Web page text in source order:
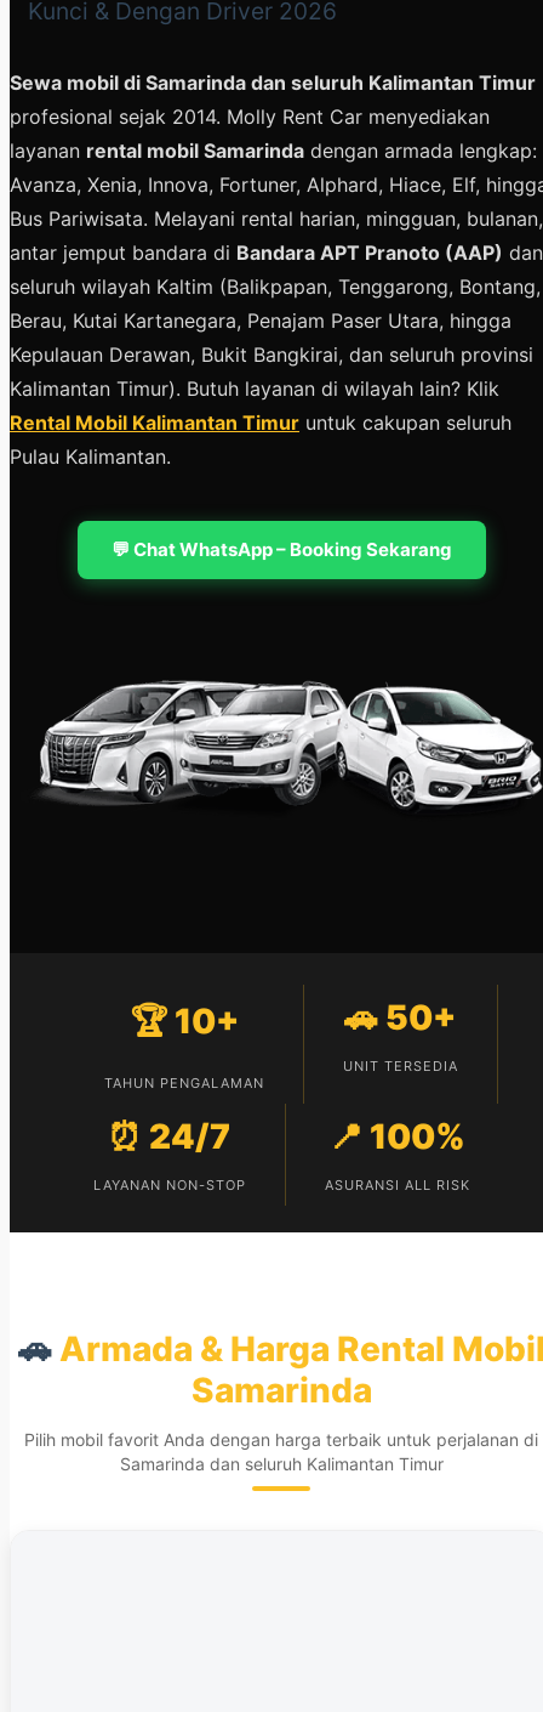
Kunci & Dengan Driver 2026
Sewa mobil di Samarinda dan seluruh Kalimantan Timur
profesional sejak 2014. Molly Rent Car menyediakan
layanan rental mobil Samarinda dengan armada lengkap:
Avanza, Xenia, Innova, Fortuner, Alphard, Hiace, Elf,
Bus Pariwisata. Melayani rental harian, mingguan, bulanan,
antar jemput bandara di Bandara APT Pranoto (AAP) dan
seluruh wilayah Kaltim (Balikpapan, Tenggarong, Bontang,
Berau, Kutai Kartanegara, Penajam Paser Utara, hingga
Kepulauan Derawan, Bukit Bangkirai, dan seluruh provinsi
Kalimantan Timur). Butuh layanan di wilayah lain? Klik
Rental Mobil Kalimantan Timur untuk cakupan seluruh
Pulau Kalimantan.
💬 Chat WhatsApp – Booking Sekarang
🏆 10+
TAHUN PENGALAMAN
🚗 50+
UNIT TERSEDIA
⏰ 24/7
LAYANAN NON-STOP
📍 100%
ASURANSI ALL RISK
🚗Armada & Harga Rental
Samarinda
Pilih mobil favorit Anda dengan harga terbaik untuk perjalanan di
Samarinda dan seluruh Kalimantan Timur